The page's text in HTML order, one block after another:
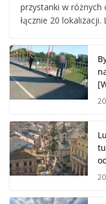
przystanki w różnych
łącznie 20